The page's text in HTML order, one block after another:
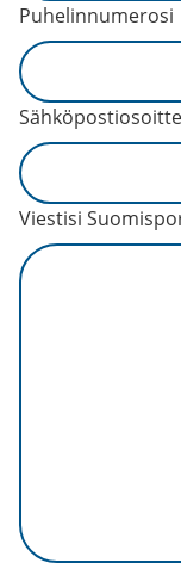
Puhelinnumerosi
Viestisi